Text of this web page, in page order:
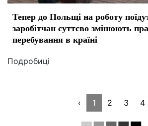
Тепер до Польщі на роботу
заробітчан суттєво змінюють
перебування в країні
Подробиці
‹ 1 2 3 4